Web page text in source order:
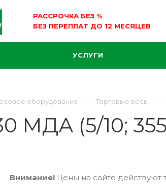
РАССРОЧКА БЕЗ %
БЕЗ ПЕРЕПЛАТ ДО 12 МЕСЯЦЕВ
УСЛУГИ
оборудование Торговые весы
МДА (5/10;
Внимание!Цены на сайте действуют